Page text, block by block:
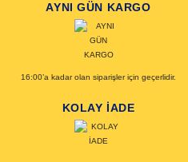
AYNI GÜN KARGO
16:00’a kadar olan siparişler için geçerlidir.
KOLAY İADE